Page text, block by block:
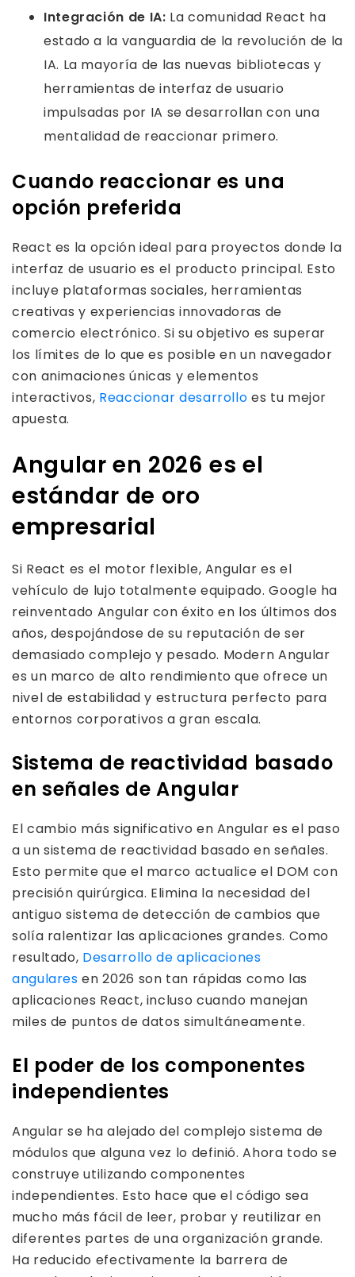
Integración de IA: La comunidad React ha
estado a la vanguardia de la revolución de la
IA. La mayoría de las nuevas bibliotecas y
herramientas de interfaz de usuario
impulsadas por IA se desarrollan con una
mentalidad de reaccionar primero.
Cuando reaccionar es una
opción preferida
React es la opción ideal para proyectos donde la
interfaz de usuario es el producto principal. Esto
incluye plataformas sociales, herramientas
creativas y experiencias innovadoras de
comercio electrónico. Si su objetivo es superar
los límites de lo que es posible en un navegador
con animaciones únicas y elementos
interactivos, Reaccionar desarrollo es tu mejor
apuesta.
Angular en 2026 es el
estándar de oro
empresarial
Si React es el motor flexible, Angular es el
vehículo de lujo totalmente equipado. Google ha
reinventado Angular con éxito en los últimos dos
años, despojándose de su reputación de ser
demasiado complejo y pesado. Modern Angular
es un marco de alto rendimiento que ofrece un
nivel de estabilidad y estructura perfecto para
entornos corporativos a gran escala.
Sistema de reactividad basado
en señales de Angular
El cambio más significativo en Angular es el paso
a un sistema de reactividad basado en señales.
Esto permite que el marco actualice el DOM con
precisión quirúrgica. Elimina la necesidad del
antiguo sistema de detección de cambios que
solía ralentizar las aplicaciones grandes. Como
resultado, Desarrollo de aplicaciones
angulares en 2026 son tan rápidas como las
aplicaciones React, incluso cuando manejan
miles de puntos de datos simultáneamente.
El poder de los componentes
independientes
Angular se ha alejado del complejo sistema de
módulos que alguna vez lo definió. Ahora todo se
construye utilizando componentes
independientes. Esto hace que el código sea
mucho más fácil de leer, probar y reutilizar en
diferentes partes de una organización grande.
Ha reducido efectivamente la barrera de